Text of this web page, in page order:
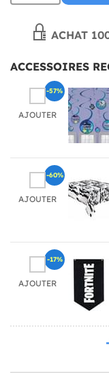
ACHAT
ACCESSOIRES
AJOUTER
-57%
AJOUTER
-60%
AJOUTER
-17%